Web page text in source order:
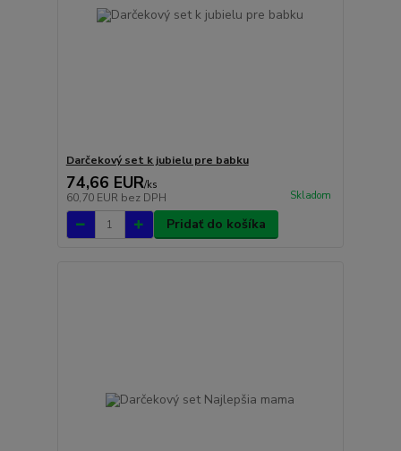
Darčekový set k jubielu pre babku
74,66 EUR/ks
60,70 EUR bez DPH Skladom
Pridať do košíka